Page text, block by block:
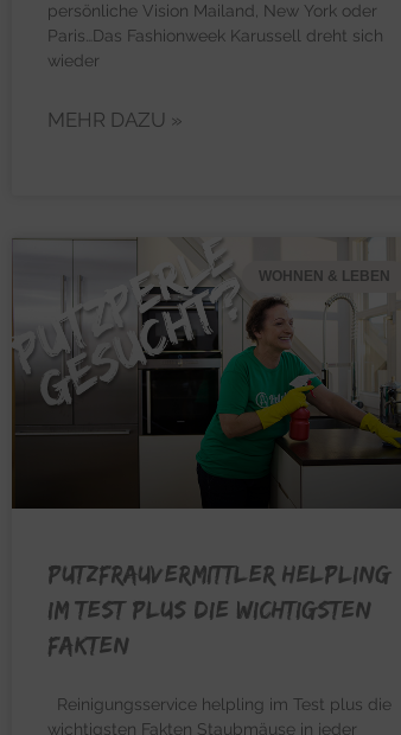
persönliche Vision Mailand, New York oder
Paris…Das Fashionweek Karussell dreht sich
wieder
MEHR DAZU »
WOHNEN & LEBEN
Putzfrauvermittler Helpling
im Test plus die wichtigsten
Fakten
Reinigungsservice helpling im Test plus die
wichtigsten Fakten Staubmäuse in jeder